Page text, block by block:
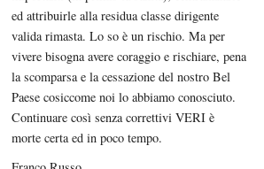
ed attribuirle alla residua classe dirigente
valida rimasta. Lo so è un rischio. Ma per
vivere bisogna avere coraggio e rischiare, pena
la scomparsa e la cessazione del nostro Bel
Paese cosiccome noi lo abbiamo conosciuto.
Continuare così senza correttivi VERI è
morte certa ed in poco tempo.